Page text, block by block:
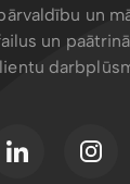
un
un